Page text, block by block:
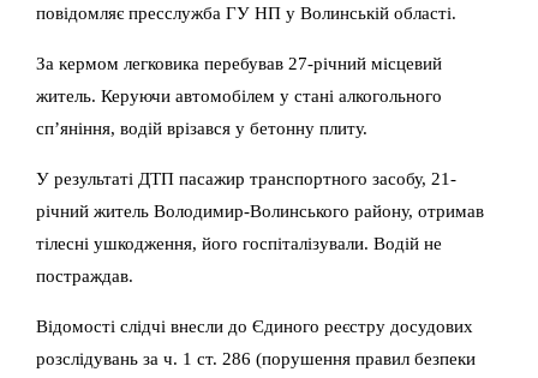
повідомляє пресслужба ГУ НП у Волинській області.
За кермом легковика перебував 27-річний місцевий
житель. Керуючи автомобілем у стані алкогольного
сп’яніння, водій врізався у бетонну плиту.
У результаті ДТП пасажир транспортного засобу, 21-
річний житель Володимир-Волинського району, отримав
тілесні ушкодження, його госпіталізували. Водій не
постраждав.
Відомості слідчі внесли до Єдиного реєстру досудових
розслідувань за ч. 1 ст. 286 (порушення правил безпеки